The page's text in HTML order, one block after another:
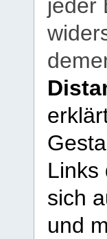
jeder
Links
sich
und